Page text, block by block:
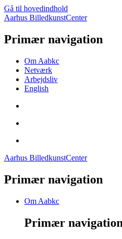
Gå til hovedindhold
Aarhus BilledkunstCenter
Primær navigation
Om Aabkc
Netværk
Arbejdsliv
English
Aarhus BilledkunstCenter
Primær navigation
Om Aabkc
Primær navigation